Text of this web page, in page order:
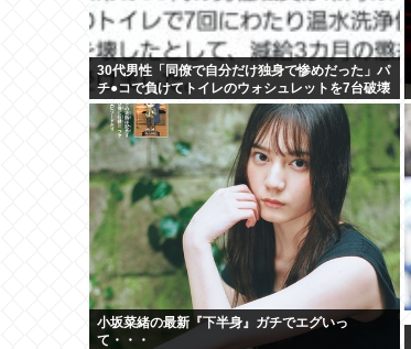
30代男性「同僚で自分だけ独身で惨めだった」パ
チ●コで負けてトイレのウォシュレットを7台破壊
し、処分
小坂菜緒の最新『下半身』ガチでエグいっ
て・・・